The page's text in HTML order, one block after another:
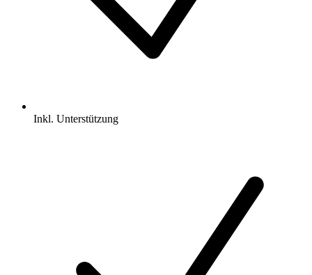
Inkl. Unterstützung